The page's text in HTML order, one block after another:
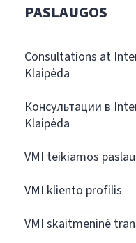
PASLAUGOS
Consultations at
Klaipėda
Консультации в
Klaipėda
VMI teikiamos
VMI kliento profilis
VMI skaitmeninė